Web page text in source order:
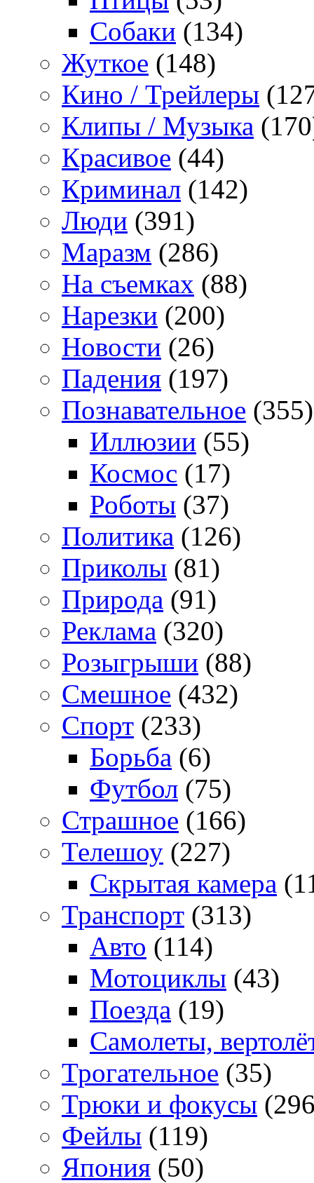
Собаки (134)
Жуткое (148)
Кино / Трейлеры
Клипы / Музыка
Красивое (44)
Криминал (142)
Люди (391)
Маразм (286)
На съемках (88)
Нарезки (200)
Новости (26)
Падения (197)
Познавательное (355)
Иллюзии (55)
Космос (17)
Роботы (37)
Политика (126)
Приколы (81)
Природа (91)
Реклама (320)
Розыгрыши (88)
Смешное (432)
Спорт (233)
Борьба (6)
Футбол (75)
Страшное (166)
Телешоу (227)
Скрытая камера
Транспорт (313)
Авто (114)
Мотоциклы (43)
Поезда (19)
Самолеты,
Трогательное (35)
Трюки и фокусы
Фейлы (119)
Япония (50)